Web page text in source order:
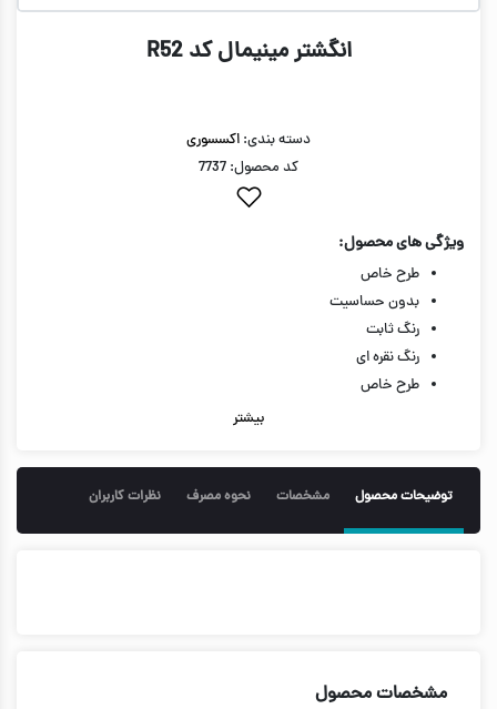
انگشتر مینیمال کد R52
دسته بندی: اکسسوری
کد محصول: 7737
ویژگی های محصول:
طرح خاص
بدون حساسیت
رنگ ثابت
رنگ نقره ای
طرح خاص
رنگ نقره ای
بیشتر
توضیحات محصول مشخصات نحوه مصرف نظرات کاربران
مشخصات محصول